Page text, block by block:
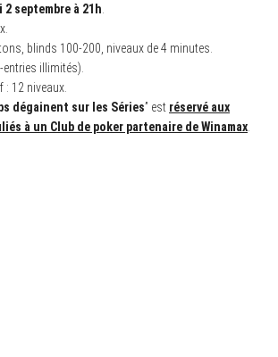
2 septembre à 21h
blinds 100-200, niveaux de 4 minutes.
entries illimités).
12 niveaux.
dégainent sur les Séries” est réservé aux
à un Club de poker partenaire de Winamax